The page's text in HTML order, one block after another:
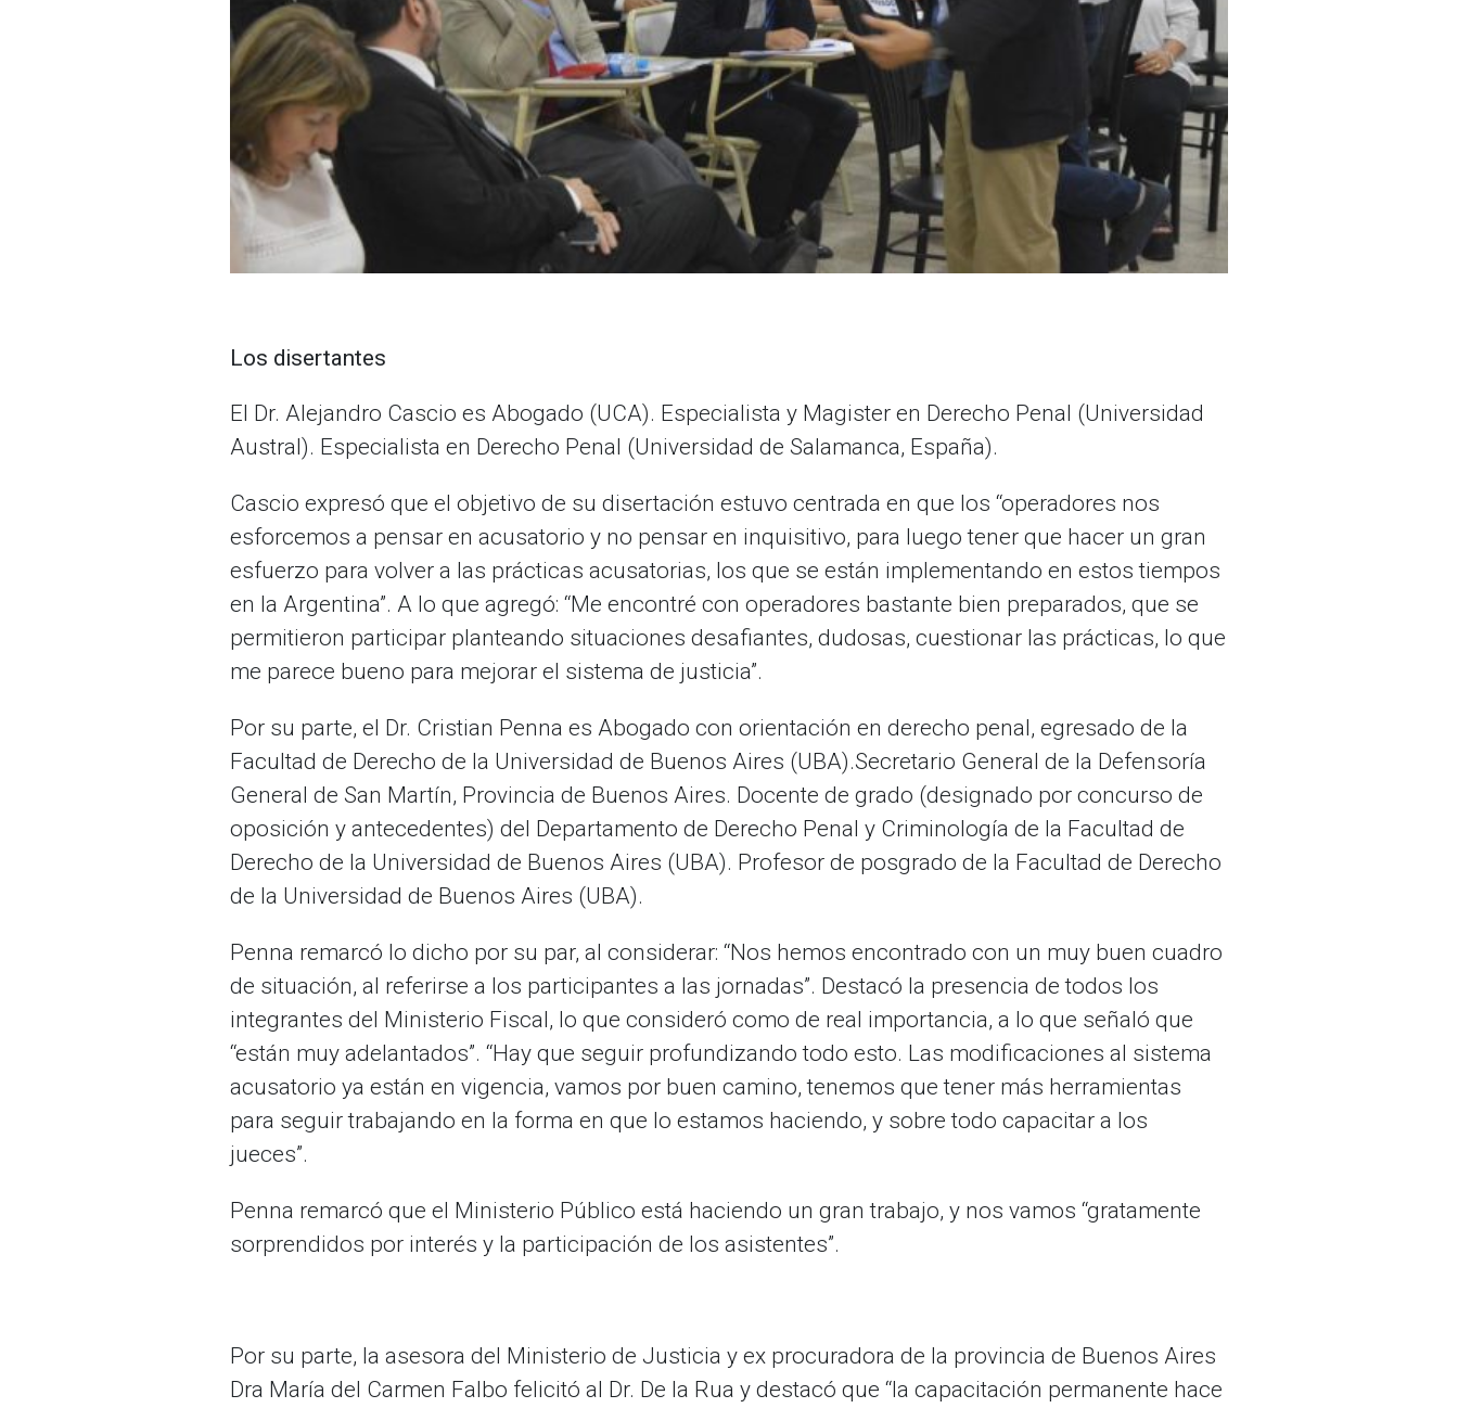
Los disertantes
El Dr. Alejandro Cascio es Abogado (UCA). Especialista y Magister en Derecho Penal (Universidad
Austral). Especialista en Derecho Penal (Universidad de Salamanca, España).
Cascio expresó que el objetivo de su disertación estuvo centrada en que los “operadores nos
esforcemos a pensar en acusatorio y no pensar en inquisitivo, para luego tener que hacer un gran
esfuerzo para volver a las prácticas acusatorias, los que se están implementando en estos tiempos
en la Argentina”. A lo que agregó: “Me encontré con operadores bastante bien preparados, que se
permitieron participar planteando situaciones desafiantes, dudosas, cuestionar las prácticas, lo que
me parece bueno para mejorar el sistema de justicia”.
Por su parte, el Dr. Cristian Penna es Abogado con orientación en derecho penal, egresado de la
Facultad de Derecho de la Universidad de Buenos Aires (UBA).Secretario General de la Defensoría
General de San Martín, Provincia de Buenos Aires. Docente de grado (designado por concurso de
oposición y antecedentes) del Departamento de Derecho Penal y Criminología de la Facultad de
Derecho de la Universidad de Buenos Aires (UBA). Profesor de posgrado de la Facultad de Derecho
de la Universidad de Buenos Aires (UBA).
Penna remarcó lo dicho por su par, al considerar: “Nos hemos encontrado con un muy buen cuadro
de situación, al referirse a los participantes a las jornadas”. Destacó la presencia de todos los
integrantes del Ministerio Fiscal, lo que consideró como de real importancia, a lo que señaló que
“están muy adelantados”. “Hay que seguir profundizando todo esto. Las modificaciones al sistema
acusatorio ya están en vigencia, vamos por buen camino, tenemos que tener más herramientas
para seguir trabajando en la forma en que lo estamos haciendo, y sobre todo capacitar a los
jueces”.
Penna remarcó que el Ministerio Público está haciendo un gran trabajo, y nos vamos “gratamente
sorprendidos por interés y la participación de los asistentes”.
Por su parte, la asesora del Ministerio de Justicia y ex procuradora de la provincia de Buenos Aires
Dra María del Carmen Falbo felicitó al Dr. De la Rua y destacó que “la capacitación permanente hace